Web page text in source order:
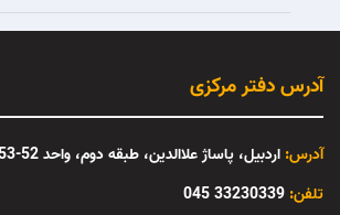
آدرس دفتر مرکزی
آدرس: اردبیل، پاساژ علاالدین، طبقه دوم، واحد 52-53
تلفن: 33230339 045